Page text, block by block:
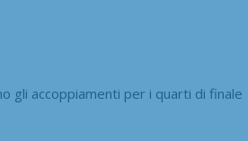
gli accoppiamenti per i quarti di finale